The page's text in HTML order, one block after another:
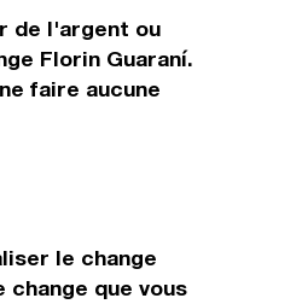
de l'argent ou
Florin Guaraní.
faire aucune
le change
change que vous